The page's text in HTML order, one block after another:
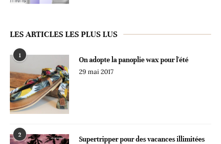
LES ARTICLES LES PLUS LUS
1
On adopte la panoplie wax pour l'été
29 mai 2017
2
Supertripper pour des vacances illimitées